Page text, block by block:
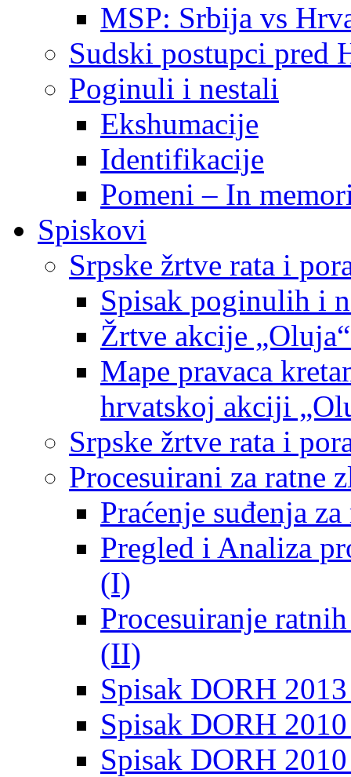
MSP: Srbija vs
Sudski postupci pred
Poginuli i nestali
Ekshumacije
Identifikacije
Pomeni – In
Spiskovi
Srpske žrtve rata i
Spisak poginulih i
Žrtve akcije
Mape pravaca
hrvatskoj akciji
Srpske žrtve rata i
Procesuirani za ratne
Praćenje suđenja
Pregled i Analiza
(I)
Procesuiranje
(II)
Spisak DORH
Spisak DORH
Spisak DORH